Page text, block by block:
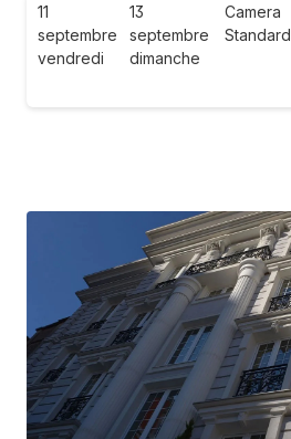
11
septembre
vendredi
13
septembre
dimanche
Camera
Standard